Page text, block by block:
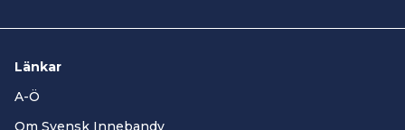
Länkar
A-Ö
Om Svensk Innebandy